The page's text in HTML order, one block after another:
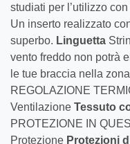
studiati per l’utilizzo
Un inserto realizzato
superbo. Linguetta
vento freddo non potrà
le tue braccia nella
REGOLAZIONE
Ventilazione Tessuto
PROTEZIONE IN
Protezione Protezioni